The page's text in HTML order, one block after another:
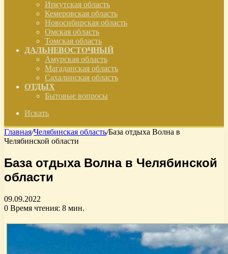
Иркутская область
Кемеровская область
Новосибирская область
Омская область
Томская область
ДАЛЬНЕВОСТОЧНЫЙ
Амурская область
Магаданская область
Сахалинская область
ОТДЫХ
Бытовые вопросы
Искать
Главная/Челябинская область/База отдыха Волна в
Челябинской области
База отдыха Волна в Челябинской
области
09.09.2022
0 Время чтения: 8 мин.